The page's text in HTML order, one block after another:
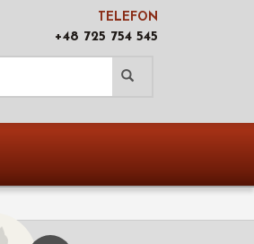
TELEFON
+48 725 754 545